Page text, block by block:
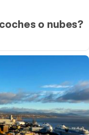
o nubes?